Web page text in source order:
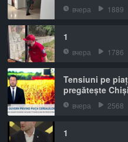
вчера 1889
1
вчера 1786
Tensiuni pe
pregătește
вчера 2568
1